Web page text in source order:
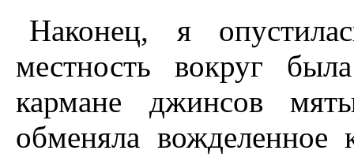
Hаконец, я
местность вокруг
кармане джинсов
обменяла